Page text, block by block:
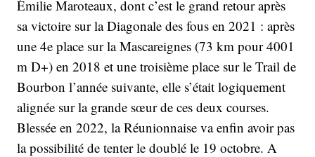
Émilie Maroteaux, dont c’est le grand retour après
sa victoire sur la Diagonale des fous en 2021 : après
une 4e place sur la Mascareignes (73 km pour 4001
m D+) en 2018 et une troisième place sur le Trail de
Bourbon l’année suivante, elle s’était logiquement
alignée sur la grande sœur de ces deux courses.
Blessée en 2022, la Réunionnaise va enfin avoir pas
la possibilité de tenter le doublé le 19 octobre. A